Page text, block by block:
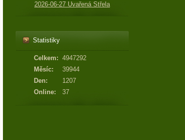
2026-06-27 Uvařená Střela
Statistiky
Online: 37
Celkem: 4947292
Měsíc:
39944
Den:
1207